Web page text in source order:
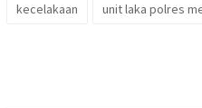
kecelakaan unit laka polres